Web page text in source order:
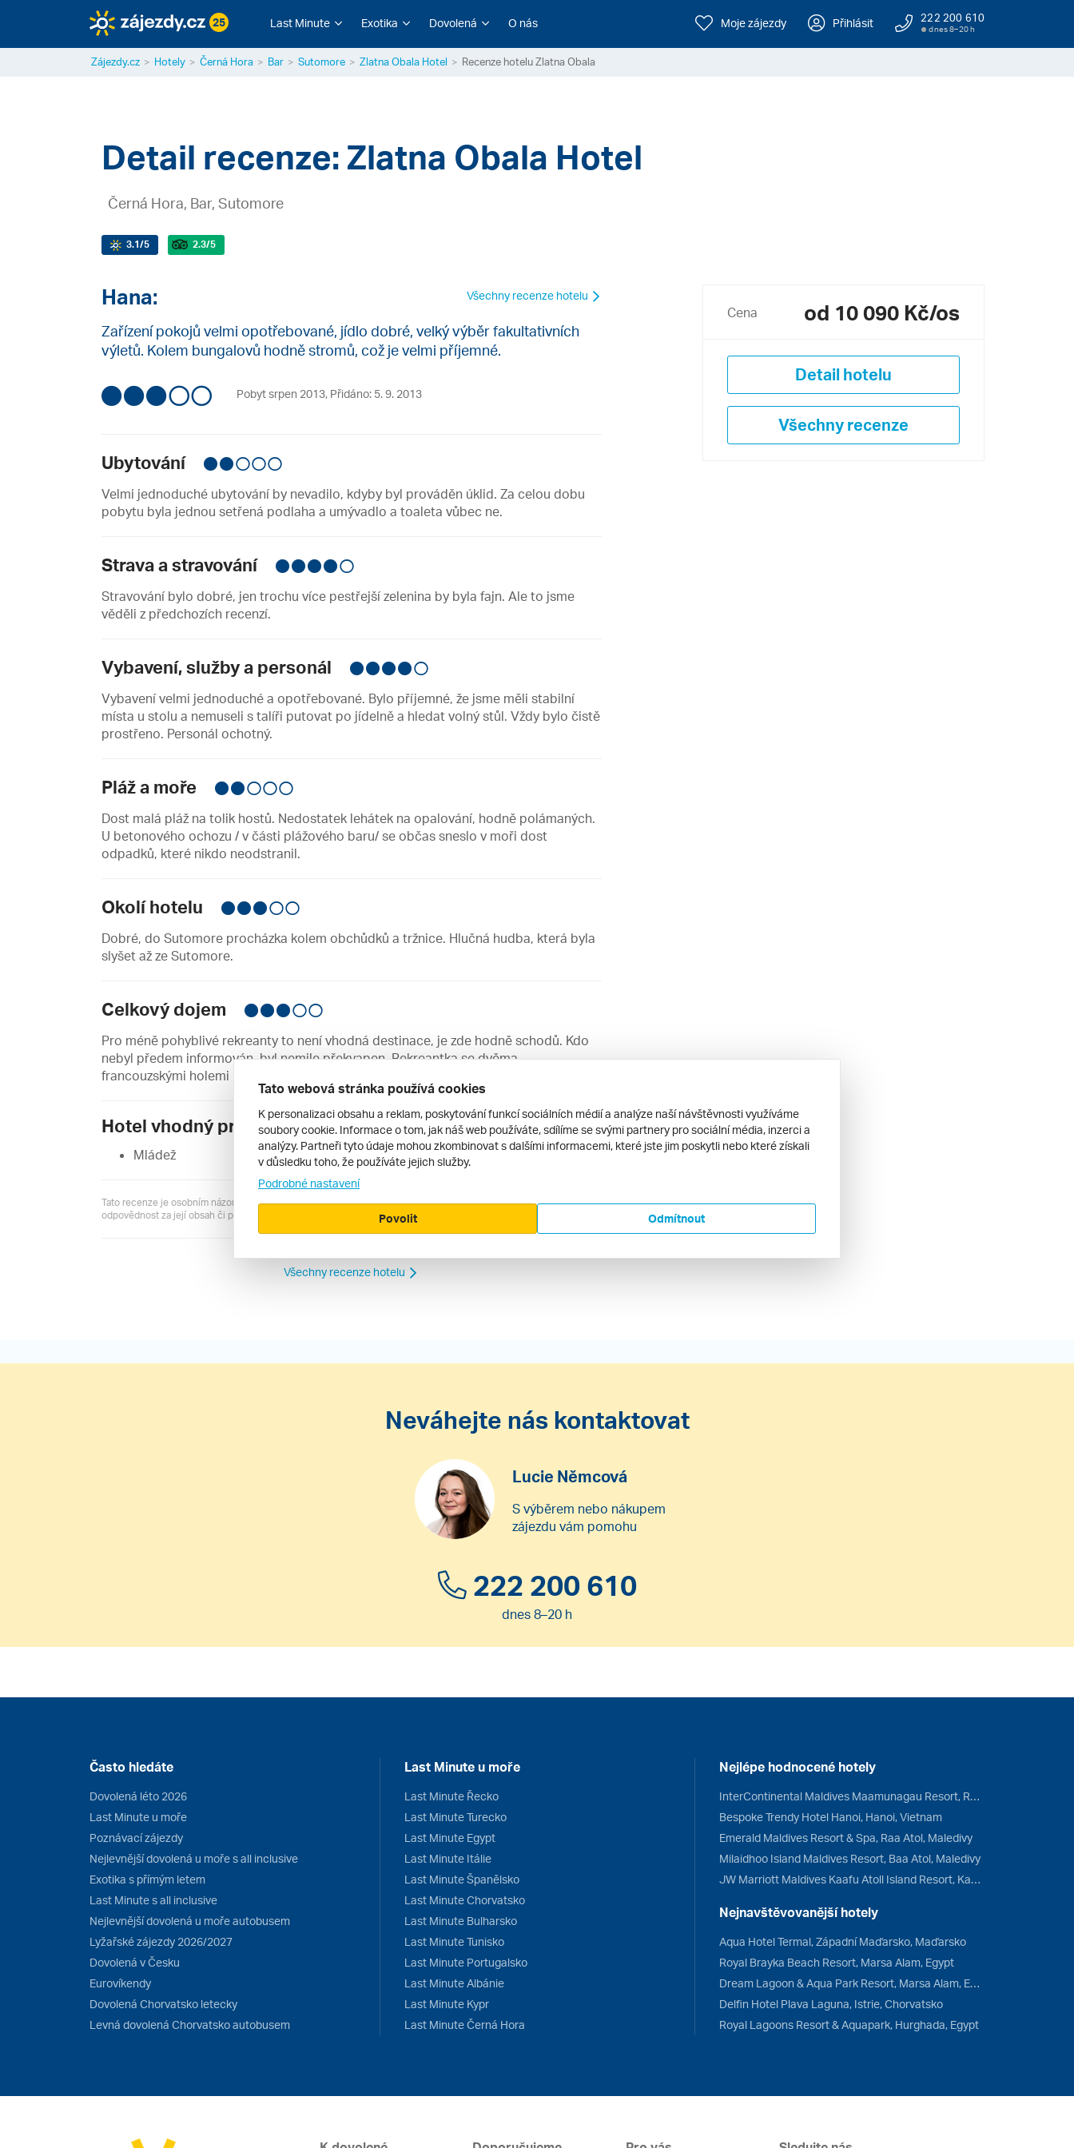
25 Last Minute Exotika Dovolená O nás Moje zájezdy Přihlásit 222 200 610
dnes 8–20 h
Zájezdy.cz Hotely Černá Hora Bar Sutomore Zlatna Obala Hotel Recenze hotelu Zlatna Obala
Detail recenze: Zlatna Obala Hotel
Černá Hora, Bar, Sutomore
3.1/5 2.3/5
Cena od 10 090 Kč/os
Detail hotelu
Všechny recenze
Všechny recenze hotelu
Hana:
Zařízení pokojů velmi opotřebované, jídlo dobré, velký výběr fakultativních
výletů. Kolem bungalovů hodně stromů, což je velmi příjemné.
Pobyt srpen 2013, Přidáno: 5. 9. 2013
Ubytování
Velmi jednoduché ubytování by nevadilo, kdyby byl prováděn úklid. Za celou dobu
pobytu byla jednou setřená podlaha a umývadlo a toaleta vůbec ne.
Strava a stravování
Stravování bylo dobré, jen trochu více pestřejší zelenina by byla fajn. Ale to jsme
věděli z předchozích recenzí.
Vybavení, služby a personál
Vybavení velmi jednoduché a opotřebované. Bylo příjemné, že jsme měli stabilní
místa u stolu a nemuseli s talíři putovat po jídelně a hledat volný stůl. Vždy bylo čistě
prostřeno. Personál ochotný.
Pláž a moře
Dost malá pláž na tolik hostů. Nedostatek lehátek na opalování, hodně polámaných.
U betonového ochozu / v části plážového baru/ se občas sneslo v moři dost
odpadků, které nikdo neodstranil.
Okolí hotelu
Dobré, do Sutomore procházka kolem obchůdků a tržnice. Hlučná hudba, která byla
slyšet až ze Sutomore.
Celkový dojem
Pro méně pohyblivé rekreanty to není vhodná destinace, je zde hodně schodů. Kdo
nebyl předem informován, byl nemile překvapen. Rekreantka se dvěma
francouzskými holemi měla určitě velký problém se po areálu pohybovat.
Hotel vhodný pro:
Mládež
Tato recenze je osobním názorem jejího autora a server Recenze.cz ani jeho provozovatel nenese žádnou
odpovědnost za její obsah či pravdivost.
Všechny recenze hotelu
Neváhejte nás kontaktovat
Lucie Němcová
S výběrem nebo nákupem
zájezdu vám pomohu
222 200 610
dnes 8–20 h
Často hledáte
Dovolená léto 2026
Last Minute u moře
Poznávací zájezdy
Nejlevnější dovolená u moře s all inclusive
Exotika s přímým letem
Last Minute s all inclusive
Nejlevnější dovolená u moře autobusem
Lyžařské zájezdy 2026/2027
Dovolená v Česku
Eurovíkendy
Dovolená Chorvatsko letecky
Levná dovolená Chorvatsko autobusem
Last Minute u moře
Last Minute Řecko
Last Minute Turecko
Last Minute Egypt
Last Minute Itálie
Last Minute Španělsko
Last Minute Chorvatsko
Last Minute Bulharsko
Last Minute Tunisko
Last Minute Portugalsko
Last Minute Albánie
Last Minute Kypr
Last Minute Černá Hora
Nejlépe hodnocené hotely
InterContinental Maldives Maamunagau Resort, Raa Atol, Maledivy
Bespoke Trendy Hotel Hanoi, Hanoi, Vietnam
Emerald Maldives Resort & Spa, Raa Atol, Maledivy
Milaidhoo Island Maldives Resort, Baa Atol, Maledivy
JW Marriott Maldives Kaafu Atoll Island Resort, Kaafu Atol, Maledivy
Nejnavštěvovanější hotely
Aqua Hotel Termal, Západní Maďarsko, Maďarsko
Royal Brayka Beach Resort, Marsa Alam, Egypt
Dream Lagoon & Aqua Park Resort, Marsa Alam, Egypt
Delfin Hotel Plava Laguna, Istrie, Chorvatsko
Royal Lagoons Resort & Aquapark, Hurghada, Egypt
Tato webová stránka používá cookies
K personalizaci obsahu a reklam, poskytování funkcí sociálních médií a analýze naší návštěvnosti využíváme
soubory cookie. Informace o tom, jak náš web používáte, sdílíme se svými partnery pro sociální média, inzerci a
analýzy. Partneři tyto údaje mohou zkombinovat s dalšími informacemi, které jste jim poskytli nebo které získali
v důsledku toho, že používáte jejich služby.
Podrobné nastavení
Odmítnout
Povolit